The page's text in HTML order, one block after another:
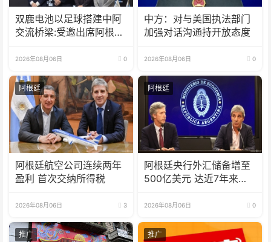
双鹿电池以足球搭建中阿
交流桥梁:受邀出席阿根廷
2026年08月06日 0
中方：对与美国执法部门
加强对话沟通持开放态度
2026年08月06日 0
阿根廷
阿根廷航空公司连续两年
盈利 首次交纳所得税
2026年08月06日 3
阿根廷
阿根廷央行外汇储备增至
500亿美元 达近7年来最
2026年08月06日 0
推广 推广